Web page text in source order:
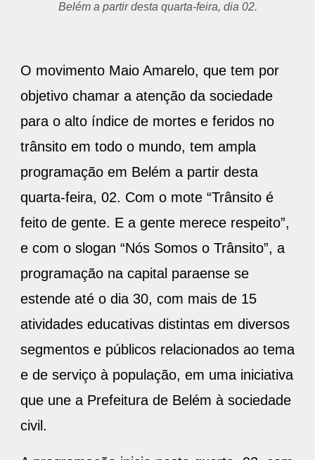
Belém a partir desta quarta-feira, dia 02.
O movimento Maio Amarelo, que tem por
objetivo chamar a atenção da sociedade
para o alto índice de mortes e feridos no
trânsito em todo o mundo, tem ampla
programação em Belém a partir desta
quarta-feira, 02. Com o mote “Trânsito é
feito de gente. E a gente merece respeito”,
e com o slogan “Nós Somos o Trânsito”, a
programação na capital paraense se
estende até o dia 30, com mais de 15
atividades educativas distintas em diversos
segmentos e públicos relacionados ao tema
e de serviço à população, em uma iniciativa
que une a Prefeitura de Belém à sociedade
civil.